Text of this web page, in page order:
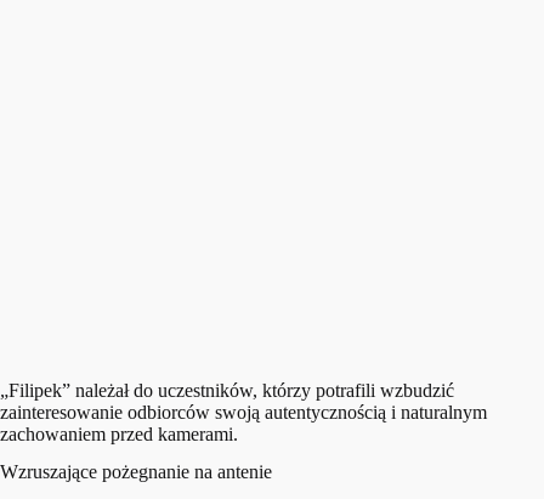
„Filipek” należał do uczestników, którzy potrafili wzbudzić
zainteresowanie odbiorców swoją autentycznością i naturalnym
zachowaniem przed kamerami.
Wzruszające pożegnanie na antenie